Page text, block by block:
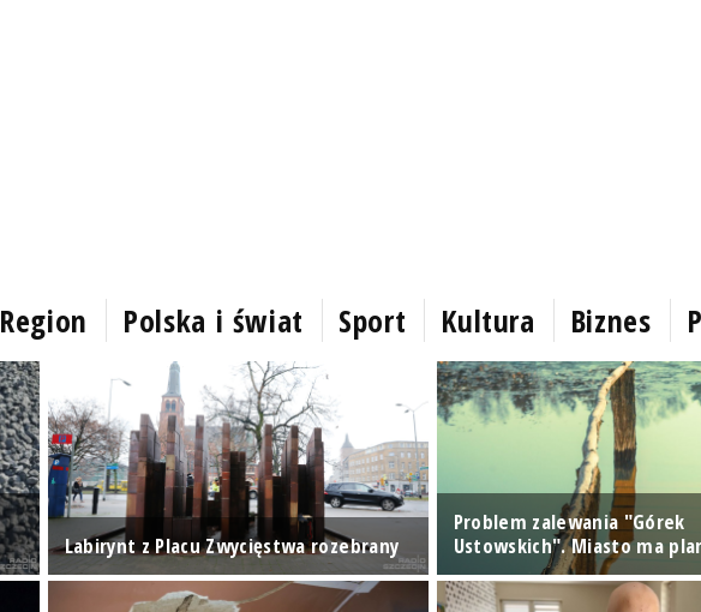
Region Polska i świat Sport Kultura Biznes
Labirynt z Placu Zwycięstwa rozebrany
Problem zalewania "Górek
Ustowskich". Miasto ma